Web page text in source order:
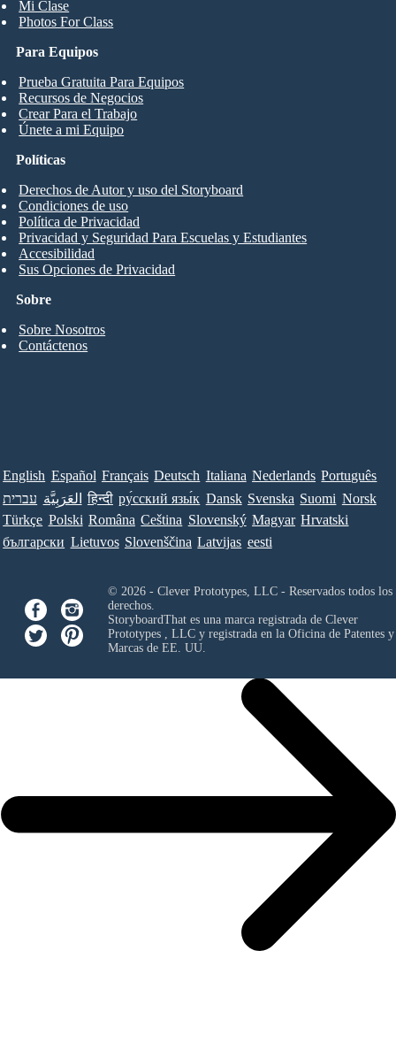
Mi Clase
Photos For Class
Para Equipos
Prueba Gratuita Para Equipos
Recursos de Negocios
Crear Para el Trabajo
Únete a mi Equipo
Sobre
Sobre Nosotros
Contáctenos
Políticas
Derechos de Autor y uso del Storyboard
Condiciones de uso
Política de Privacidad
Privacidad y Seguridad Para Escuelas y Estudiantes
Accesibilidad
Sus Opciones de Privacidad
English Español Français Deutsch Italiana Nederlands Português
עברית العَرَبِيَّة हिन्दी ру́сский язы́к Dansk Svenska Suomi Norsk
Türkçe Polski Româna Ceština Slovenský Magyar Hrvatski
български Lietuvos Slovenščina Latvijas eesti
© 2026 - Clever Prototypes, LLC - Reservados todos los
derechos.
StoryboardThat es una marca registrada de Clever
Prototypes , LLCy registrada en la Oficina de Patentes y
Marcas de EE. UU.